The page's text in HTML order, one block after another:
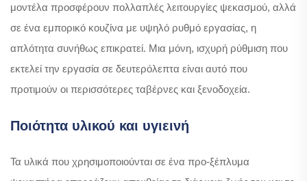
μοντέλα προσφέρουν πολλαπλές λειτουργίες ψεκασμού, αλλά
σε ένα εμπορικό κουζίνα με υψηλό ρυθμό εργασίας, η
απλότητα συνήθως επικρατεί. Μια μόνη, ισχυρή ρύθμιση που
εκτελεί την εργασία σε δευτερόλεπτα είναι αυτό που
προτιμούν οι περισσότερες ταβέρνες και ξενοδοχεία.
Ποιότητα υλικού και υγιεινή
Τα υλικά που χρησιμοποιούνται σε ένα προ-ξέπλυμα